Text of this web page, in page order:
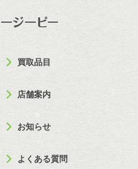
買取品目
店舗案内
お知らせ
よくある質問